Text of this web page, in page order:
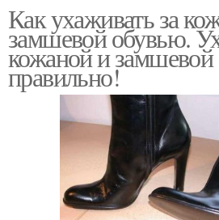
Как ухаживать за
замшевой обувью.
кожаной и
правильно!